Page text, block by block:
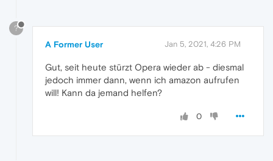
?
A Former User Jan 5, 2021, 4:26 PM
Gut, seit heute stürzt Opera wieder ab - diesmal
jedoch immer dann, wenn ich amazon aufrufen
will! Kann da jemand helfen?
0